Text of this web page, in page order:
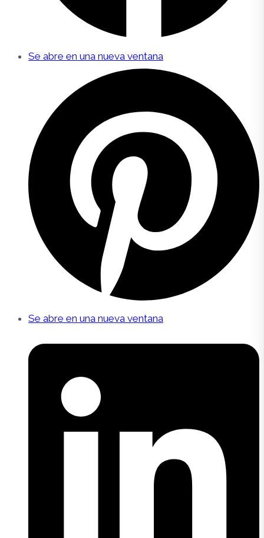
Se abre en una nueva ventana
Se abre en una nueva ventana